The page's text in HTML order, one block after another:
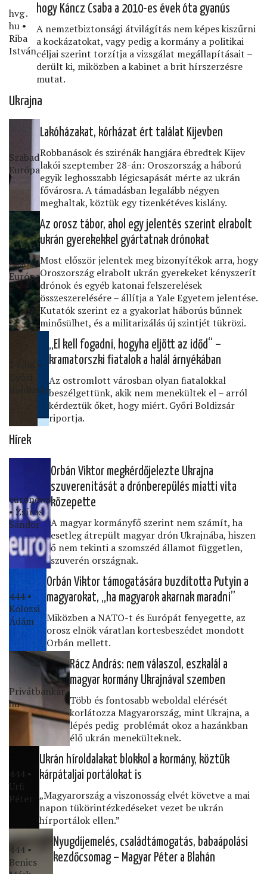
hvg․
hu •
Riba
István
hogy Káncz Csaba a 2010-es évek óta gyanús
A nemzetbiztonsági átvilágítás nem képes kiszűrni
a kockázatokat, vagy pedig a kormány a politikai
céljai szerint torzítja a vizsgálat megállapításait –
derült ki, miközben a kabinet a brit hírszerzésre
mutat.
Ukrajna
Szabad
Európa
Lakóházakat, kórházat ért találat Kijevben
Robbanások és szirénák hangjára ébredtek Kijev
lakói szeptember 28-án: Oroszország a háború
egyik leghosszabb légicsapását mérte az ukrán
fővárosra. A támadásban legalább négyen
meghaltak, köztük egy tizenkétéves kislány.
Szabad
Európa
Az orosz tábor, ahol egy jelentés szerint elrabolt
ukrán gyerekekkel gyártatnak drónokat
Most először jelentek meg bizonyítékok arra, hogy
Oroszország elrabolt ukrán gyerekeket kényszerít
drónok és egyéb katonai felszerelések
összeszerelésére – állítja a Yale Egyetem jelentése.
Kutatók szerint ez a gyakorlat háborús bűnnek
minősülhet, és a militarizálás új szintjét tükrözi.
24․hu •
Boldizsár
„El kell fogadni, hogyha eljött az időd“ –
kramatorszki ﬁatalok a halál árnyékában
Az ostromlott városban olyan ﬁatalokkal
beszélgettünk, akik nem menekültek el – arról
kérdeztük őket, hogy miért. Győri Boldizsár
riportja.
Hírek
euronews
• Zsíros
Sándor
Orbán Viktor megkérdőjelezte Ukrajna
szuverenitását a drónberepülés miatti vita
közepette
A magyar kormányfő szerint nem számít, ha
esetleg átrepült magyar drón Ukrajnába, hiszen
ő nem tekinti a szomszéd államot független,
szuverén országnak.
444 •
Kolozsi
Ádám
Orbán Viktor támogatására buzdította Putyin a
magyarokat, „ha magyarok akarnak maradni”
Miközben a NATO-t és Európát fenyegette, az
orosz elnök váratlan kortesbeszédet mondott
Orbán mellett.
Privátbankár․
hu
Rácz András: nem válaszol, eszkalál a
magyar kormány Ukrajnával szemben
Több és fontosabb weboldal elérését
korlátozza Magyarország, mint Ukrajna, a
lépés pedig problémát okoz a hazánkban
élő ukrán menekülteknek.
444 •
Urﬁ
Péter
Ukrán híroldalakat blokkol a kormány, köztük
kárpátaljai portálokat is
„Magyarország a viszonosság elvét követve a mai
napon tükörintézkedéseket vezet be ukrán
hírportálok ellen.”
444 •
Benics
Nyugdíjemelés, családtámogatás, babaápolási
kezdőcsomag – Magyar Péter a Blahán